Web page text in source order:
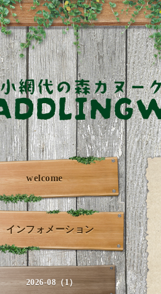
welcome
インフォメーション
2026-08（1）